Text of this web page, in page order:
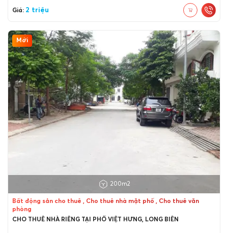
Giá: 2 triệu
Mới
200m2
Bất động sản cho thuê , Cho thuê nhà mặt phố , Cho thuê văn
phòng
CHO THUÊ NHÀ RIÊNG TẠI PHỐ VIỆT HƯNG, LONG BIÊN